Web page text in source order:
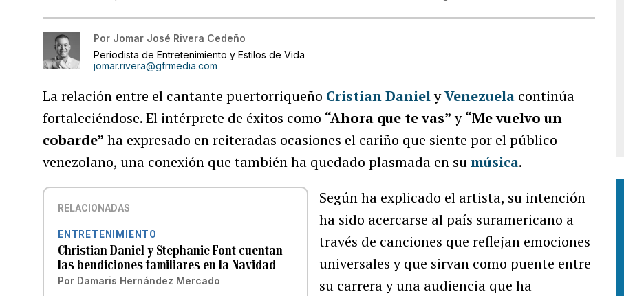
Por Jomar José Rivera Cedeño
Periodista de Entretenimiento y Estilos de Vida
jomar.rivera@gfrmedia.com
La relación entre el cantante puertorriqueño Cristian DanielyVenezuela continúa
fortaleciéndose. El intérprete de éxitos como “Ahora que te vas”y“Me vuelvo un
cobarde” ha expresado en reiteradas ocasiones el cariño que siente por el público
venezolano, una conexión que también ha quedado plasmada en sumúsica.
RELACIONADAS
ENTRETENIMIENTO
Christian Daniel y Stephanie Font cuentan
las bendiciones familiares en la Navidad
Por Damaris Hernández Mercado
Según ha explicado el artista, su intención
ha sido acercarse al país suramericano a
través de canciones que reflejan emociones
universales y que sirvan como puente entre
su carrera y una audiencia que ha